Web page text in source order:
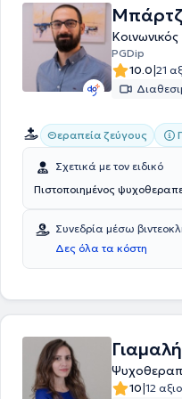
PGDip
10.0|21
Θεραπεία ζεύγους
Σχετικά με τον ειδικό
Πιστοποιημένος
Συνεδρία μέσω
Δες όλα τα κόστη
10|12